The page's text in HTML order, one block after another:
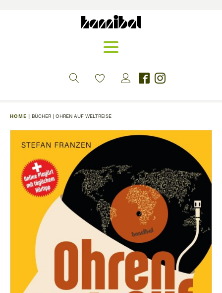
HOME | BÜCHER | OHREN AUF WELTREISE